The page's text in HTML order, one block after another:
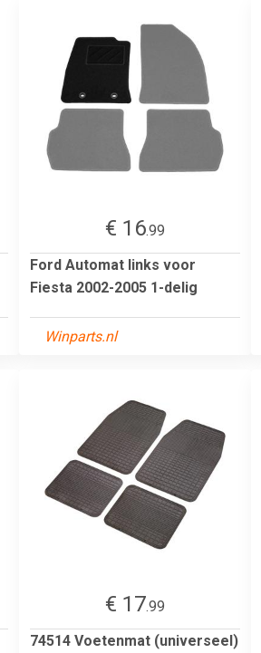
€ 16.99
Ford Automat links voor
Fiesta 2002-2005 1-delig
Winparts.nl
€ 17.99
74514 Voetenmat (universeel)